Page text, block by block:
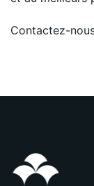
Contactez-